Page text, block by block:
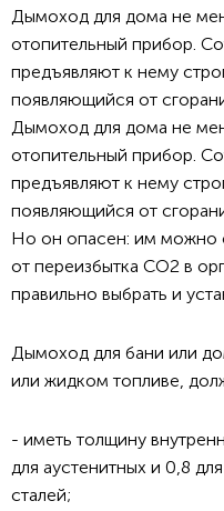
Дымоход для дома не
отопительный прибор.
предъявляют к нему
появляющийся от
Дымоход для дома не
отопительный прибор.
предъявляют к нему
появляющийся от
Но он опасен: им можно
от переизбытка CO2 в
правильно выбрать и
Дымоход для бани или
или жидком топливе,
- иметь толщину
для аустенитных и 0,8
сталей;